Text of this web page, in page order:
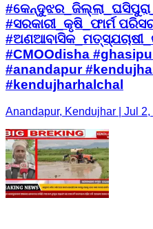
#ସରକାରୀ_କୃଷି_ଫାର୍ମ
#CMOOdisha
#anandapur
#kendujharhalchal
Anandapur, Kendujhar | Jul 2,